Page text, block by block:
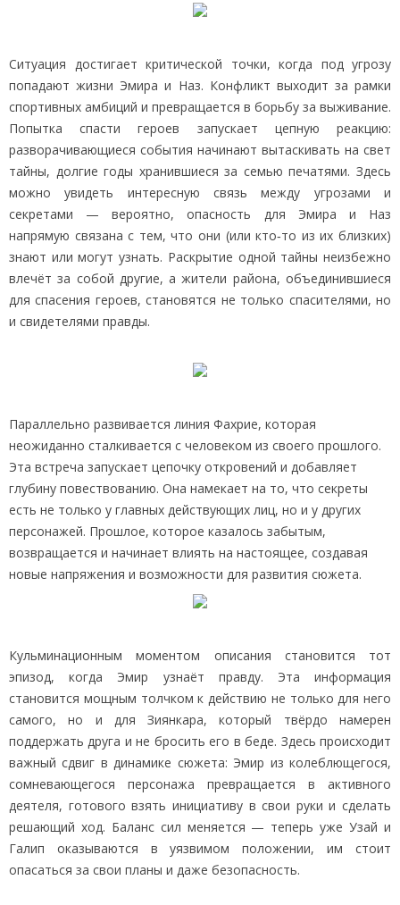
Ситуация достигает критической точки, когда под угрозу
попадают жизни Эмира и Наз. Конфликт выходит за рамки
спортивных амбиций и превращается в борьбу за выживание.
Попытка спасти героев запускает цепную реакцию:
разворачивающиеся события начинают вытаскивать на свет
тайны, долгие годы хранившиеся за семью печатями. Здесь
можно увидеть интересную связь между угрозами и
секретами — вероятно, опасность для Эмира и Наз
напрямую связана с тем, что они (или кто‑то из их близких)
знают или могут узнать. Раскрытие одной тайны неизбежно
влечёт за собой другие, а жители района, объединившиеся
для спасения героев, становятся не только спасителями, но
и свидетелями правды.
Параллельно развивается линия Фахрие, которая
неожиданно сталкивается с человеком из своего прошлого.
Эта встреча запускает цепочку откровений и добавляет
глубину повествованию. Она намекает на то, что секреты
есть не только у главных действующих лиц, но и у других
персонажей. Прошлое, которое казалось забытым,
возвращается и начинает влиять на настоящее, создавая
новые напряжения и возможности для развития сюжета.
Кульминационным моментом описания становится тот
эпизод, когда Эмир узнаёт правду. Эта информация
становится мощным толчком к действию не только для него
самого, но и для Зиянкара, который твёрдо намерен
поддержать друга и не бросить его в беде. Здесь происходит
важный сдвиг в динамике сюжета: Эмир из колеблющегося,
сомневающегося персонажа превращается в активного
деятеля, готового взять инициативу в свои руки и сделать
решающий ход. Баланс сил меняется — теперь уже Узай и
Галип оказываются в уязвимом положении, им стоит
опасаться за свои планы и даже безопасность.